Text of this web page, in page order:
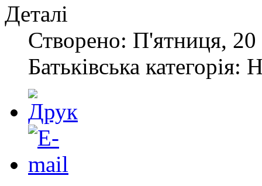
Деталі
Створено: П'ятниця, 20
Батьківська категорія: